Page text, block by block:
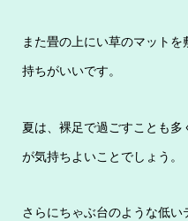
また畳の上にい草のマット
持ちがいいです。
夏は、裸足で過ごすことも
が気持ちよいことでしょう。
さらにちゃぶ台のような低